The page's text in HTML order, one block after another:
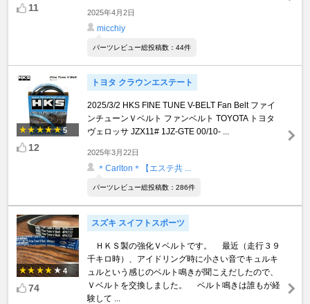
11 2025年4月2日
micchiy
パーツレビュー総投稿数：44件
5
12
トヨタ クラウンエステート
2025/3/2 HKS FINE TUNE V-BELT Fan Belt ファイ
ンチューンＶベルト ファンベルト TOYOTA トヨタ
ヴェロッサ JZX11# 1JZ-GTE 00/10- ...
2025年3月22日
＊Carlton＊【エステ共 ...
パーツレビュー総投稿数：286件
4
74
スズキ スイフトスポーツ
ＨＫＳ製の強化Ｖベルトです。 最近（走行３９
千キロ時）、アイドリング時に小さい音でキュルキ
ュルという感じのベルト鳴きが聞こえだしたので、
Ｖベルトを交換しました。 ベルト鳴きは誰もが経
験して ...